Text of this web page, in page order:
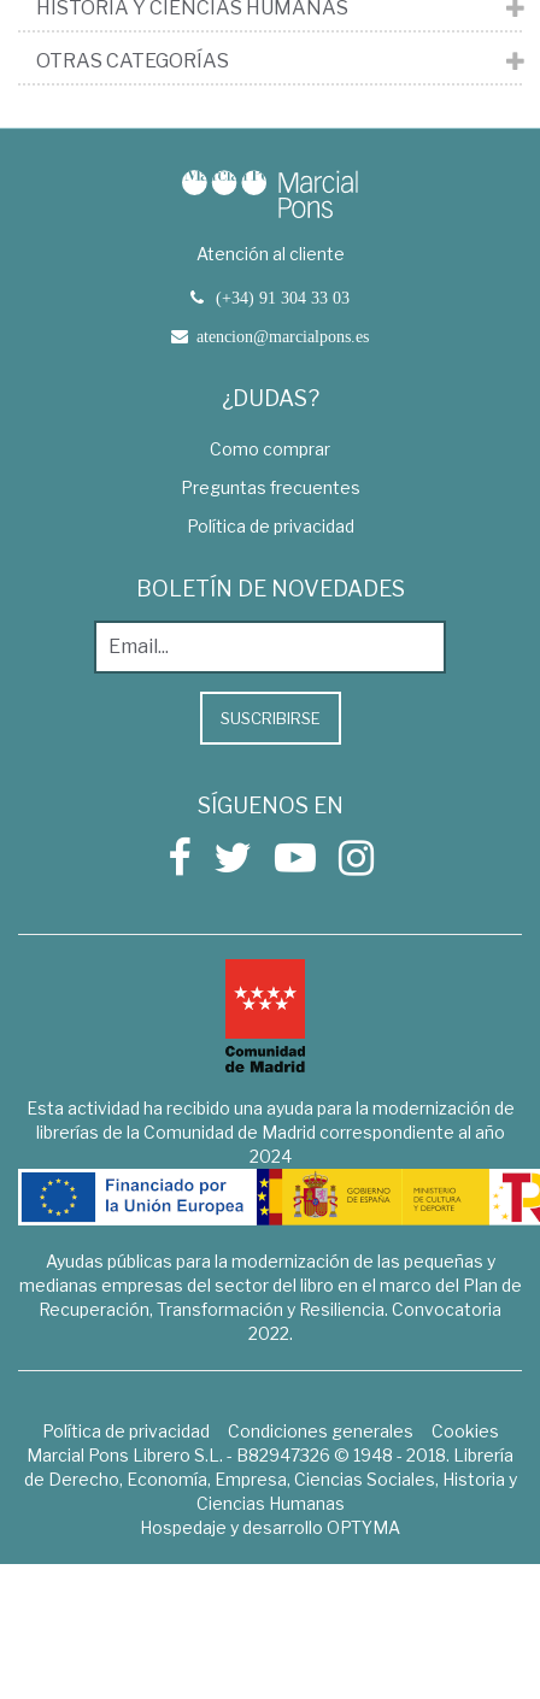
HISTORIA Y CIENCIAS HUMANAS
OTRAS CATEGORÍAS
Atención al cliente
(+34) 91 304 33 03
atencion@marcialpons.es
¿DUDAS?
Como comprar
Preguntas frecuentes
Política de privacidad
BOLETÍN DE NOVEDADES
SUSCRIBIRSE
SÍGUENOS EN
Esta actividad ha recibido una ayuda para la modernización de
librerías de la Comunidad de Madrid correspondiente al año
2024
Ayudas públicas para la modernización de las pequeñas y
medianas empresas del sector del libro en el marco del Plan de
Recuperación, Transformación y Resiliencia. Convocatoria
2022.
Política de privacidad Condiciones generales
Cookies
Marcial Pons Librero S.L. - B82947326 © 1948 - 2018. Librería
de Derecho, Economía, Empresa, Ciencias Sociales, Historia y
Ciencias Humanas
Hospedaje y desarrollo OPTYMA